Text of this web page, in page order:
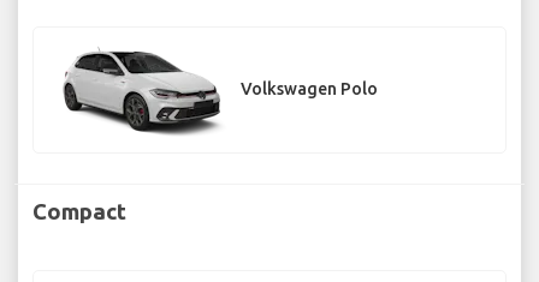
Volkswagen Polo
Compact